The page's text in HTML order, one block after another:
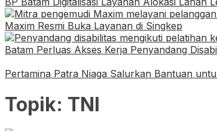
Maxim Resmi Buka Layanan di Singkep
Batam Perluas Akses Kerja Penyandang
Pertamina Patra Niaga Salurkan Bantuan
Topik: TNI